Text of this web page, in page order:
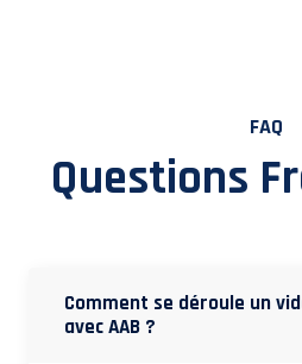
FAQ
Questions
Comment se déroule un
avec AAB ?